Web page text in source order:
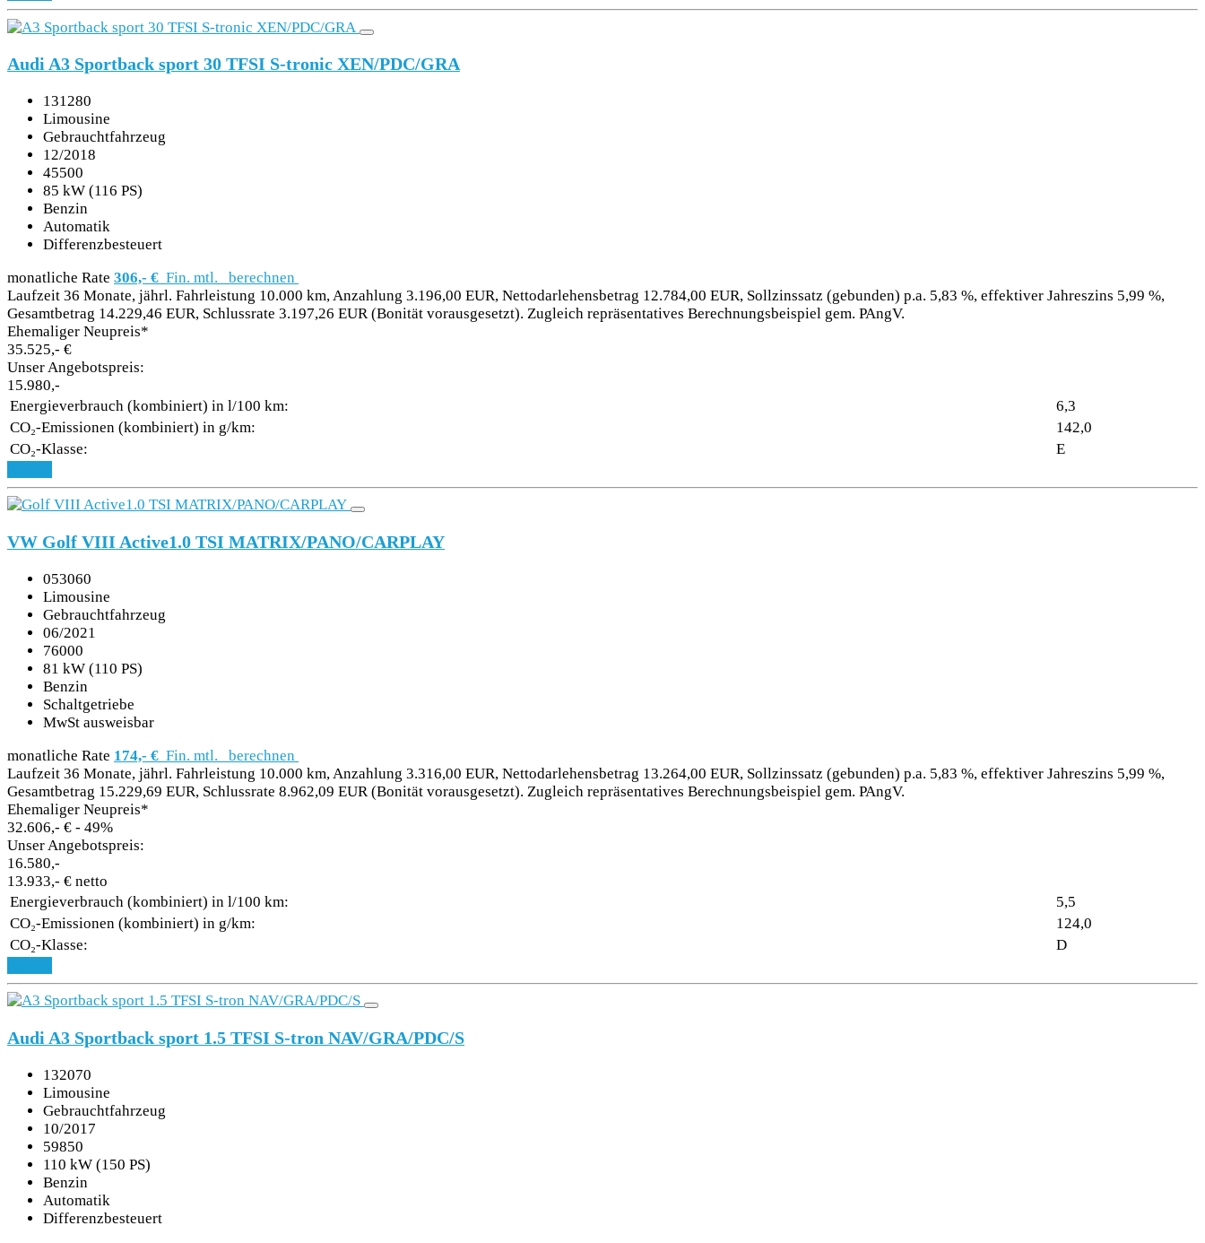
Audi A3 Sportback sport 30 TFSI S-tronic XEN/PDC/GRA
131280
Limousine
Gebrauchtfahrzeug
12/2018
45500
85 kW (116 PS)
Benzin
Automatik
Differenzbesteuert
monatliche Rate 306,- € Fin. mtl.
berechnen
Laufzeit 36 Monate, jährl. Fahrleistung 10.000 km, Anzahlung 3.196,00 EUR, Nettodarlehensbetrag 12.784,00 EUR, Sollzinssatz (gebunden) p.a. 5,83 %, effektiver Jahreszins 5,99 %,
Gesamtbetrag 14.229,46 EUR, Schlussrate 3.197,26 EUR (Bonität vorausgesetzt). Zugleich repräsentatives Berechnungsbeispiel gem. PAngV.
Ehemaliger Neupreis*
35.525,- €
Unser Angebotspreis:
15.980,-
Energieverbrauch (kombiniert) in l/100 km:
6,3
CO₂-Emissionen (kombiniert) in g/km:
142,0
CO₂-Klasse:
E
VW Golf VIII Active1.0 TSI MATRIX/PANO/CARPLAY
053060
Limousine
Gebrauchtfahrzeug
06/2021
76000
81 kW (110 PS)
Benzin
Schaltgetriebe
MwSt ausweisbar
monatliche Rate 174,- € Fin. mtl.
berechnen
Laufzeit 36 Monate, jährl. Fahrleistung 10.000 km, Anzahlung 3.316,00 EUR, Nettodarlehensbetrag 13.264,00 EUR, Sollzinssatz (gebunden) p.a. 5,83 %, effektiver Jahreszins 5,99 %,
Gesamtbetrag 15.229,69 EUR, Schlussrate 8.962,09 EUR (Bonität vorausgesetzt). Zugleich repräsentatives Berechnungsbeispiel gem. PAngV.
Ehemaliger Neupreis*
32.606,- € - 49%
Unser Angebotspreis:
16.580,-
13.933,- € netto
Energieverbrauch (kombiniert) in l/100 km:
5,5
CO₂-Emissionen (kombiniert) in g/km:
124,0
CO₂-Klasse:
D
Audi A3 Sportback sport 1.5 TFSI S-tron NAV/GRA/PDC/S
132070
Limousine
Gebrauchtfahrzeug
10/2017
59850
110 kW (150 PS)
Benzin
Automatik
Differenzbesteuert